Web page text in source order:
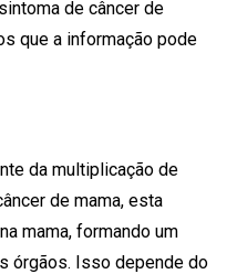
de câncer de
que a informação pode
da multiplicação de
de mama, esta
mama, formando um
órgãos. Isso depende do